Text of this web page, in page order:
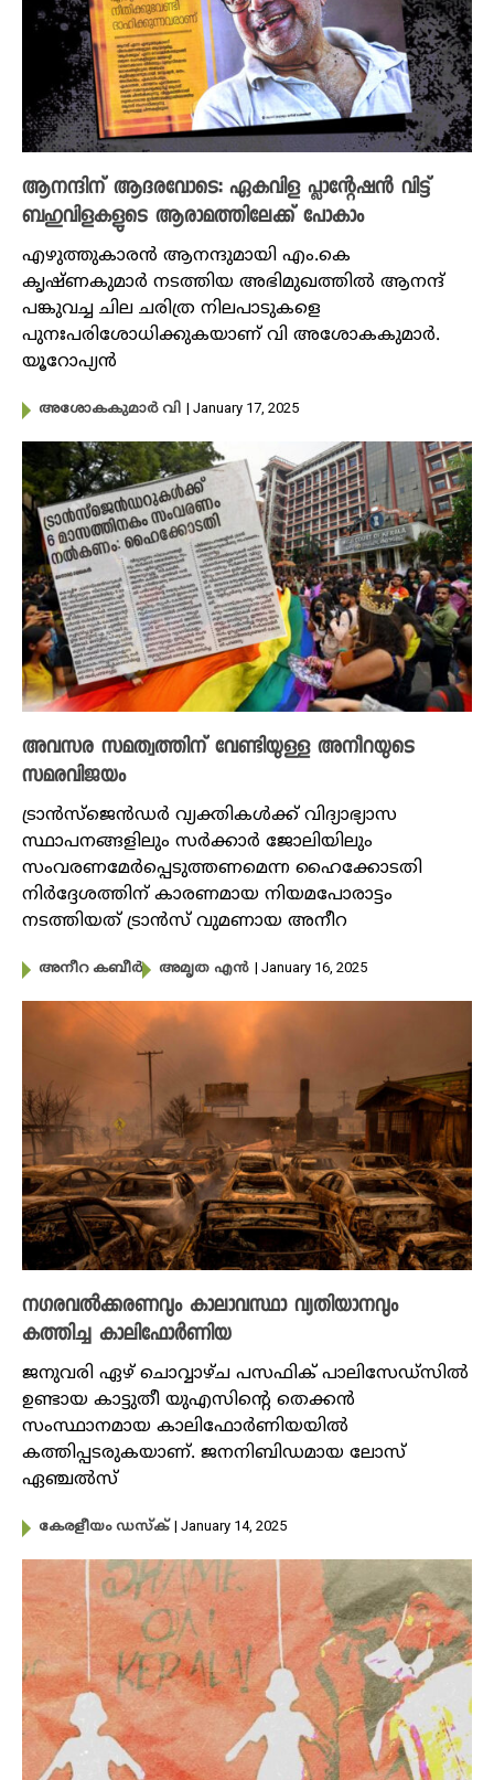
ആനന്ദിന് ആദരവോടെ: ഏകവിള പ്ലാന്റേഷൻ വിട്ട്
ബഹുവിളകളുടെ ആരാമത്തിലേക്ക് പോകാം
എഴുത്തുകാരൻ ആനന്ദുമായി എം.കെ
കൃഷ്ണകുമാർ നടത്തിയ അഭിമുഖത്തിൽ ആനന്ദ്
പങ്കുവച്ച ചില ചരിത്ര നിലപാടുകളെ
പുനഃപരിശോധിക്കുകയാണ് വി അശോകകുമാർ.
യൂറോപ്യൻ
അശോകകുമാർ വി | January 17, 2025
അവസര സമത്വത്തിന് വേണ്ടിയുള്ള അനീറയുടെ
സമരവിജയം
ട്രാൻസ്ജെൻഡർ വ്യക്തികൾക്ക് വിദ്യാഭ്യാസ
സ്ഥാപനങ്ങളിലും സർക്കാർ ജോലിയിലും
സംവരണമേർപ്പെടുത്തണമെന്ന ഹൈക്കോടതി
നിർദ്ദേശത്തിന് കാരണമായ നിയമപോരാട്ടം
നടത്തിയത് ട്രാൻസ് വുമണായ അനീറ
അനീറ ​കബീർ അമൃത എൻ | January 16, 2025
നഗരവൽക്കരണവും കാലാവസ്ഥാ വ്യതിയാനവും
കത്തിച്ച കാലിഫോർണിയ
ജനുവരി ഏഴ് ചൊവ്വാഴ്ച പസഫിക് പാലിസേഡ്സിൽ
ഉണ്ടായ കാട്ടുതീ യുഎസിന്റെ തെക്കൻ
സംസ്ഥാനമായ കാലിഫോർണിയയിൽ
കത്തിപ്പടരുകയാണ്. ജനനിബിഡമായ ലോസ്
ഏഞ്ചൽസ്
കേരളീയം ഡസ്ക് | January 14, 2025